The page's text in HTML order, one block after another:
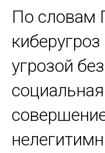
По словам
угрозой